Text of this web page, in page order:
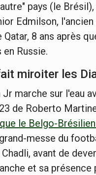
pays (le
Edmilson, l'ancien
8 ans après
en Russie.
miroiter les
marche sur l'eau
de Roberto
le Belgo-
messe du
avant de
et sa